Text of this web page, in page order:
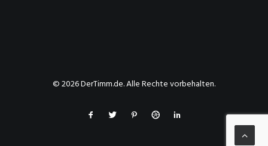
© 2026 DerTimm.de. Alle Rechte vorbehalten.